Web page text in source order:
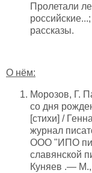
Пролетали
рассказы.
О нём:
Морозов, Г.
со дня
[стихи] /
журнал
ООО "ИПО
славянской
Куняев .—